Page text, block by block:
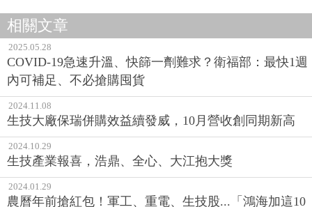
相關文章
2025.05.28
COVID-19急速升溫、快篩一劑難求？衛福部：最快1週
內可補足、不必搶購囤貨
2024.11.08
生技大廠保瑞併購效益續發威，10月營收創同期新高
2024.10.29
生技產業報喜，浩鼎、全心、大江抱大獎
2024.01.29
農曆年前搶紅包！軍工、重電、生技股...「鴻海加這10